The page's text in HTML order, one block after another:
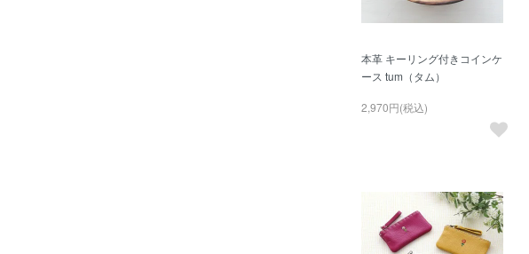
本革 キーリング付きコインケ
ース tum（タム）
2,970円(税込)